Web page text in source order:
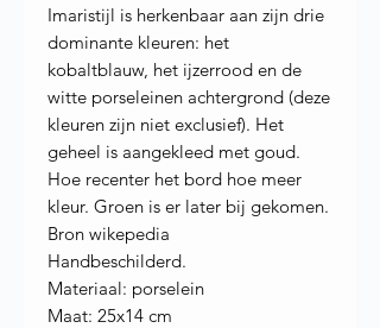
Imaristijl is herkenbaar aan zijn drie
dominante kleuren: het
kobaltblauw, het ijzerrood en de
witte porseleinen achtergrond (deze
kleuren zijn niet exclusief). Het
geheel is aangekleed met goud.
Hoe recenter het bord hoe meer
kleur. Groen is er later bij gekomen.
Bron wikepedia
Handbeschilderd.
Materiaal: porselein
Maat: 25x14 cm